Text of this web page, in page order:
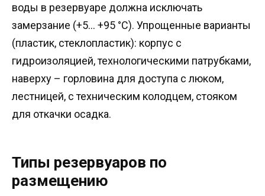
воды в резервуаре должна исключать
замерзание (+5… +95 °C). Упрощенные варианты
(пластик, стеклопластик): корпус с
гидроизоляцией, технологическими патрубками,
наверху – горловина для доступа с люком,
лестницей, с техническим колодцем, стояком
для откачки осадка.
Типы резервуаров по
размещению